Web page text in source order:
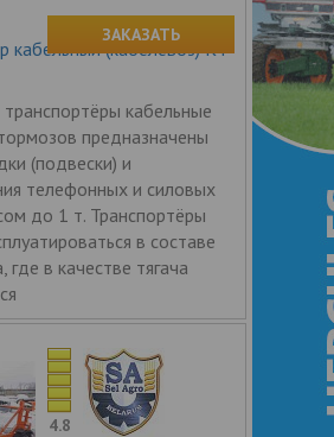
кабельный (кабелевоз) КТ
кабельные
предназначены
(подвески) и
телефонных и силовых
до 1 т. Транспортёры
в составе
где в качестве тягача
ЗАКАЗАТЬ
4.8